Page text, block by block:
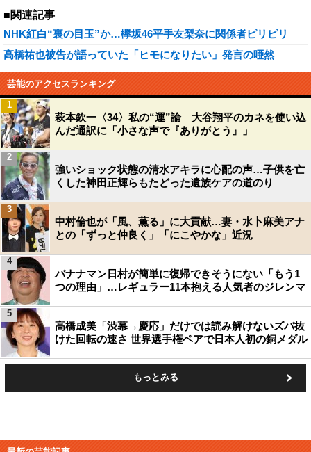
■関連記事
NHK紅白“裏の目玉”か…欅坂46平手友梨奈に関係者ピリピリ
高橋祐也被告が語っていた「ヒモになりたい」発言の唖然
芸能のアクセスランキング
萩本欽一〈34〉私の“運”論 大谷翔平のカネを使い込
んだ通訳に「小さな声で『ありがとう』」
1
強いショック状態の清水アキラに心配の声…子供を亡
くした神田正輝らもたどった遺族ケアの道のり
2
中村倫也が「風、薫る」に大貢献…妻・水卜麻美アナ
との「ずっと仲良く」「にこやかな」近況
3
バナナマン日村が簡単に復帰できそうにない「もう1
つの理由」…レギュラー11本抱える人気者のジレンマ
4
高橋成美「渋幕→慶応」だけでは読み解けないズバ抜
けた回転の速さ 世界選手権ペアで日本人初の銅メダル
5
もっとみる